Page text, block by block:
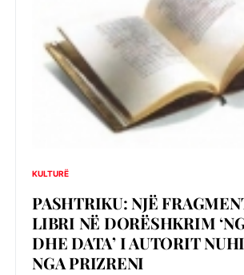
KULTURË
PASHTRIKU: NJË
LIBRI NË DORËSHKRIM
DHE DATA’ I AUTORIT
NGA PRIZRENI